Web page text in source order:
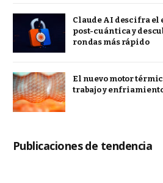
Claude AI descifra el
post-cuántica y
rondas más rápido
El nuevo motor
trabajo y
Publicaciones de tendencia